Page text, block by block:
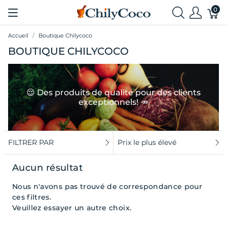
0
Accueil Boutique Chilycoco
BOUTIQUE CHILYCOCO
😌 Des produits de qualité pour des clients
exceptionnels! 🥕
FILTRER PAR Prix le plus élevé
Aucun résultat
Nous n'avons pas trouvé de correspondance pour
ces filtres.
Veuillez essayer un autre choix.